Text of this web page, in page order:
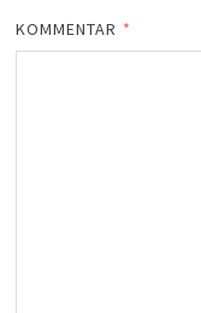
KOMMENTAR *